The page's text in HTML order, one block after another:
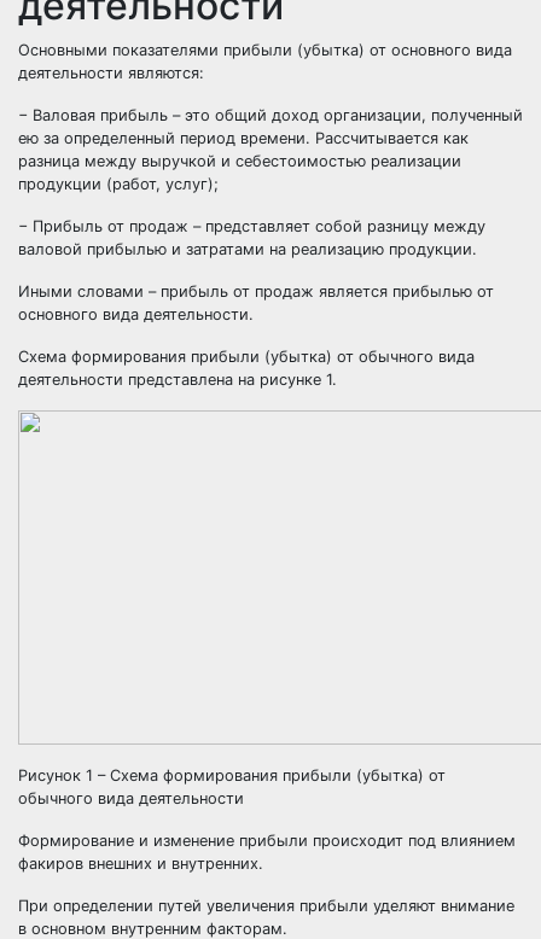
Основными показателями прибыли (убытка) от основного вида
деятельности являются:
− Валовая прибыль – это общий доход организации, полученный
ею за определенный период времени. Рассчитывается как
разница между выручкой и себестоимостью реализации
продукции (работ, услуг);
− Прибыль от продаж – представляет собой разницу между
валовой прибылью и затратами на реализацию продукции.
Иными словами – прибыль от продаж является прибылью от
основного вида деятельности.
Схема формирования прибыли (убытка) от обычного вида
деятельности представлена на рисунке 1.
Рисунок 1 – Схема формирования прибыли (убытка) от
обычного вида деятельности
Формирование и изменение прибыли происходит под влиянием
факиров внешних и внутренних.
При определении путей увеличения прибыли уделяют внимание
в основном внутренним факторам.